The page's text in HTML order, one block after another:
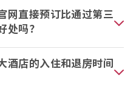
网直接预订比通过第三
处吗？
酒店的入住和退房时间